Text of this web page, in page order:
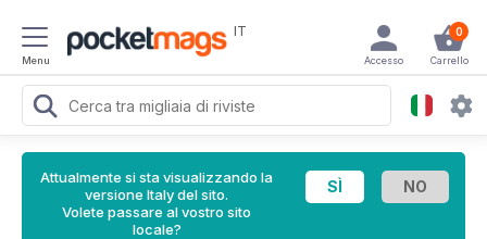
Menu
IT 0
Carrello
Accesso
Attualmente si sta visualizzando la
versione Italy del sito.
Volete passare al vostro sito
locale?